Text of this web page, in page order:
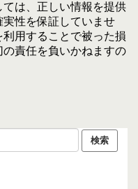
は、正しい情報を提供
性を保証していませ
用することで被った損
責任を負いかねますの